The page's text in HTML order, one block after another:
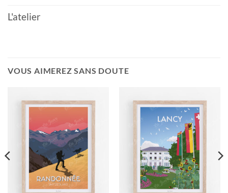
L'atelier
VOUS AIMEREZ SANS DOUTE